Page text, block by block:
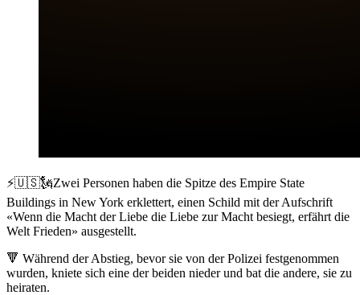
⚡️🇺🇸🗽Zwei Personen haben die Spitze des Empire State
Buildings in New York erklettert, einen Schild mit der Aufschrift
«Wenn die Macht der Liebe die Liebe zur Macht besiegt, erfährt die
Welt Frieden» ausgestellt.
🔻 Während der Abstieg, bevor sie von der Polizei festgenommen
wurden, kniete sich eine der beiden nieder und bat die andere, sie zu
heiraten.